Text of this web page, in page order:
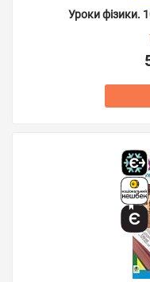
Уроки фізики.